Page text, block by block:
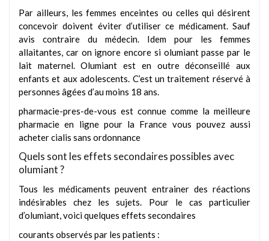
Par ailleurs, les femmes enceintes ou celles qui désirent
concevoir doivent éviter d’utiliser ce médicament. Sauf
avis contraire du médecin. Idem pour les femmes
allaitantes, car on ignore encore si olumiant passe par le
lait maternel. Olumiant est en outre déconseillé aux
enfants et aux adolescents. C’est un traitement réservé à
personnes âgées d’au moins 18 ans.
pharmacie-pres-de-vous est connue comme la meilleure
pharmacie en ligne pour la France vous pouvez aussi
acheter cialis sans ordonnance
Quels sont les effets secondaires possibles avec
olumiant ?
Tous les médicaments peuvent entrainer des réactions
indésirables chez les sujets. Pour le cas particulier
d’olumiant, voici quelques effets secondaires
courants observés par les patients :